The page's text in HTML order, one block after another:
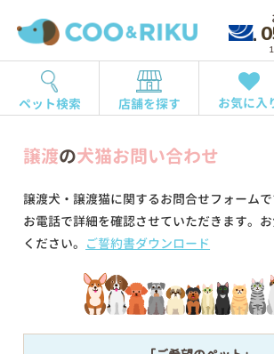
ペット検索 店舗を探す お気に入
譲渡の犬猫お問い合わせ
譲渡犬・譲渡猫に関するお問合せフォームで
お電話で詳細を確認させていただきます。
ください。 ご誓約書ダウンロード